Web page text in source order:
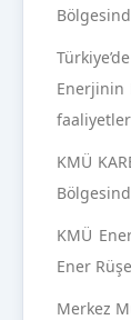
Enerjinin
KMÜ
KMÜ
Ener
Merkez